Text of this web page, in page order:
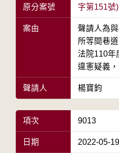
原分案號 字第151號)
案由
聲請人為
所等間巷
法院110年
違憲疑義
聲請人 楊寶鈞
項次 9013
日期 2022-05-19